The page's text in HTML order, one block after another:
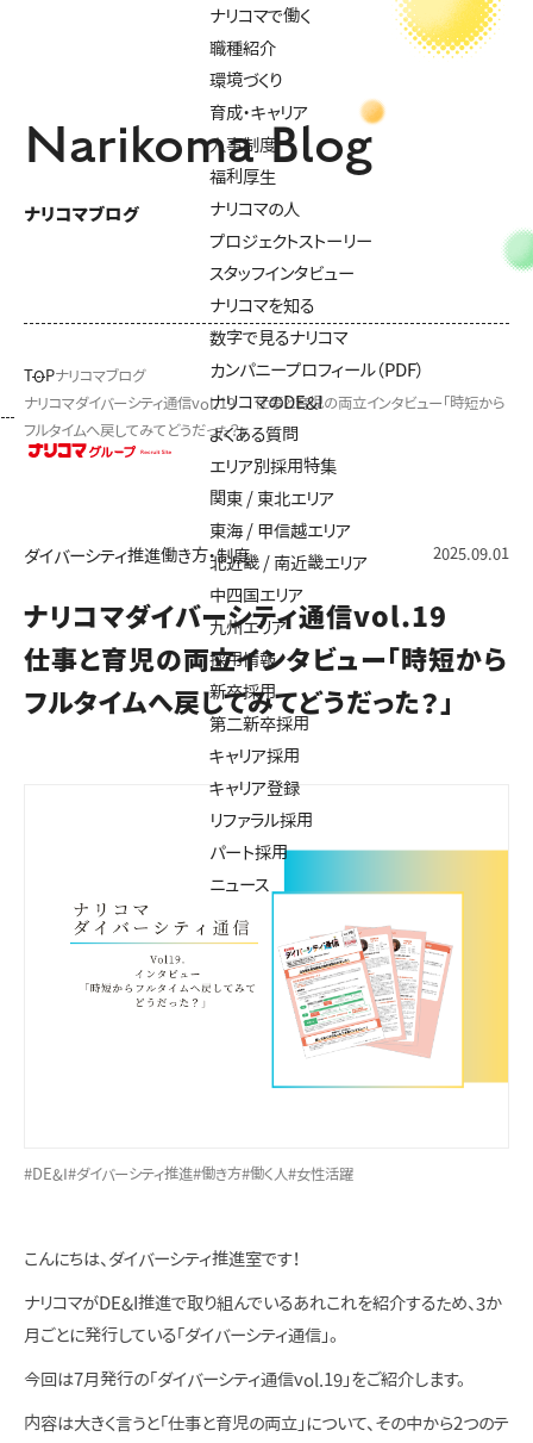
ナリコマで働く
職種紹介
環境づくり
育成・キャリア
人事制度
福利厚生
ナリコマの人
プロジェクトストーリー
スタッフインタビュー
ナリコマを知る
数字で見るナリコマ
カンパニープロフィール（PDF）
ナリコマのDE&I
よくある質問
エリア別採用特集
関東 / 東北エリア
東海 / 甲信越エリア
北近畿 / 南近畿エリア
中四国エリア
九州エリア
採用情報
新卒採用
第二新卒採用
キャリア採用
キャリア登録
リファラル採用
パート採用
ニュース
Narikoma Blog
ナリコマブログ
TOPナリコマブログ
ナリコマダイバーシティ通信vol.19 仕事と育児の両立インタビュー「時短から
フルタイムへ戻してみてどうだった？」
ダイバーシティ推進働き方・制度 2025.09.01
ナリコマダイバーシティ通信vol.19
仕事と育児の両立インタビュー「時短から
フルタイムへ戻してみてどうだった？」
#DE&I #ダイバーシティ推進#働き方#働く人#女性活躍
こんにちは、ダイバーシティ推進室です！
ナリコマがDE&I推進で取り組んでいるあれこれを紹介するため、3か
月ごとに発行している「ダイバーシティ通信」。
今回は7月発行の「ダイバーシティ通信vol.19」をご紹介します。
内容は大きく言うと「仕事と育児の両立」について、その中から2つのテ